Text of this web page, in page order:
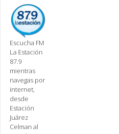
Escucha FM
La Estación
87.9
mientras
navegas por
internet,
desde
Estación
Juárez
Celman al